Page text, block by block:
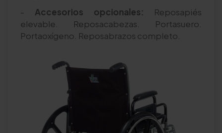
- Accesorios opcionales: Reposapiés
elevable. Reposacabezas. Portasuero.
Portaoxígeno. Reposabrazos completo.